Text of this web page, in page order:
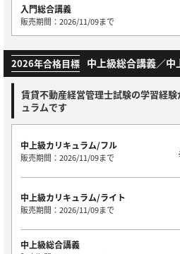
入門総合講義
販売期間：2026/11/09まで
2026年合格目標 中上級総合講義／中
賃貸不動産経営管理士試験の学習経
ュラムです
中上級カリキュラム/フル
販売期間：2026/11/09まで
中上級カリキュラム/ライト
販売期間：2026/11/09まで
中上級総合講義